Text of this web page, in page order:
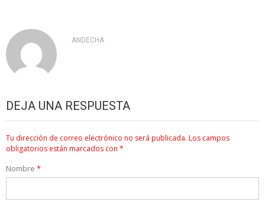
ANDECHA
DEJA UNA RESPUESTA
Tu dirección de correo electrónico no será publicada. Los campos
obligatorios están marcados con *
Nombre *